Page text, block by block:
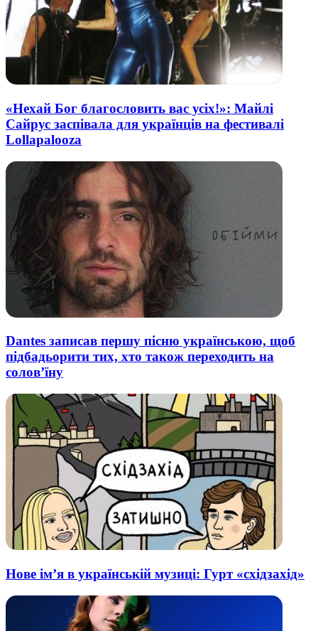
«Нехай Бог благословить вас усіх!»: Майлі
Сайрус заспівала для українців на фестивалі
Lollapalooza
Dantes записав першу пісню українською, щоб
підбадьорити тих, хто також переходить на
солов’їну
Нове ім’я в українській музиці: Гурт «східзахід»